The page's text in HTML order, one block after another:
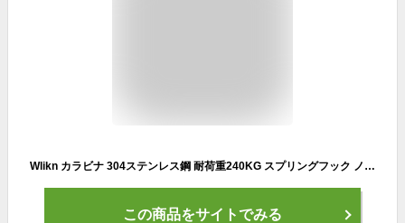
Wlikn カラビナ 304ステンレス鋼 耐荷重240KG スプリングフック ノンロッキング 多機能 アウトドア キャンプ トレッキング ハイキング 釣り 天井 防錆 屋外用
この商品をサイトでみる